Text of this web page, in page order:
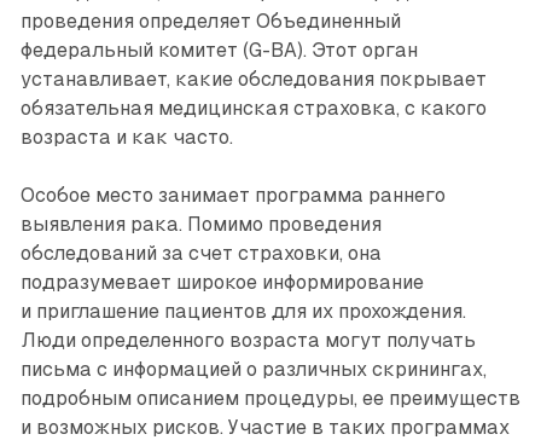
проведения определяет Объединенный
федеральный комитет (G-BA). Этот орган
устанавливает, какие обследования покрывает
обязательная медицинская страховка, с какого
возраста и как часто.
Особое место занимает программа раннего
выявления рака. Помимо проведения
обследований за счет страховки, она
подразумевает широкое информирование
и приглашение пациентов для их прохождения.
Люди определенного возраста могут получать
письма с информацией о различных скринингах,
подробным описанием процедуры, ее преимуществ
и возможных рисков. Участие в таких программах